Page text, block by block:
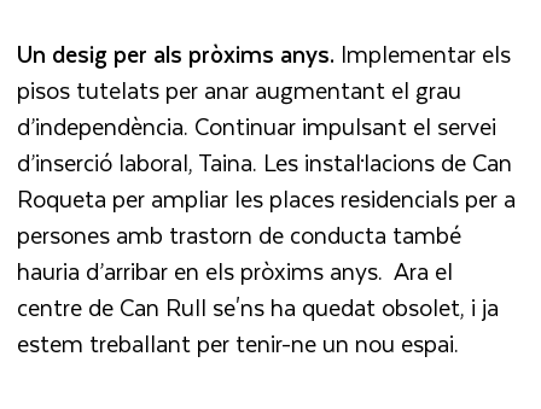
Un desig per als pròxims anys. Implementar els
pisos tutelats per anar augmentant el grau
d’independència. Continuar impulsant el servei
d’inserció laboral, Taina. Les instal·lacions de Can
Roqueta per ampliar les places residencials per a
persones amb trastorn de conducta també
hauria d’arribar en els pròxims anys. Ara el
centre de Can Rull se'ns ha quedat obsolet, i ja
estem treballant per tenir-ne un nou espai.